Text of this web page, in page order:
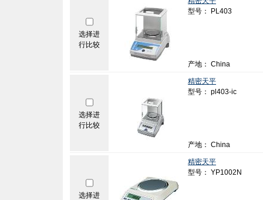
选择进
行比较
型号： PL403
产地： China
选择进
行比较
精密天平
型号： pl403-ic
产地： China
选择进
精密天平
型号： YP1002N